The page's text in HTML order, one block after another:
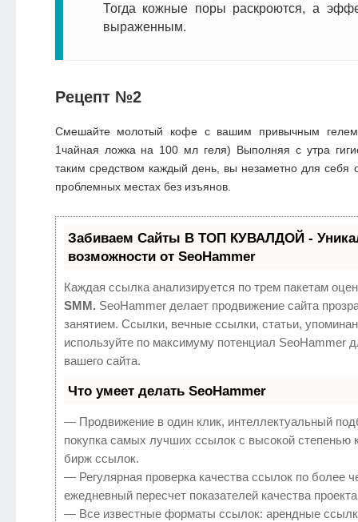
Тогда кожные поры раскроются, а
выраженным.
Рецепт №2
Смешайте молотый кофе с вашим привычным
1чайная ложка на 100 мл геля) Выполняя с утра
таким средством каждый день, вы незаметно для себя
проблемных местах без изъянов.
Забиваем Сайты В ТОП КУВАЛДОЙ -
возможности от SeoHammer
Каждая ссылка анализируется по трем пакетам
SMM. SeoHammer делает продвижение сайта
занятием. Ссылки, вечные ссылки, статьи,
используйте по максимуму потенциал SeoHammer
вашего сайта.
Что умеет делать SeoHammer
— Продвижение в один клик, интеллектуальный
покупка самых лучших ссылок с высокой степенью
бирж ссылок.
— Регулярная проверка качества ссылок по более
ежедневный пересчет показателей качества
— Все известные форматы ссылок: арендные